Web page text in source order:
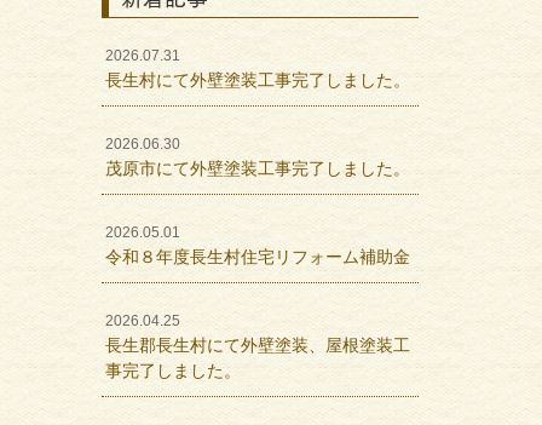
2026.07.31
長生村にて外壁塗装工事完了しました。
2026.06.30
茂原市にて外壁塗装工事完了しました。
2026.05.01
令和８年度長生村住宅リフォーム補助金
2026.04.25
長生郡長生村にて外壁塗装、屋根塗装工
事完了しました。